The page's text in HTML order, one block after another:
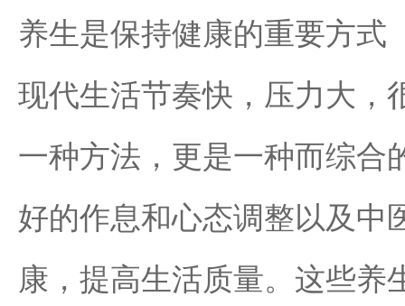
养生是保持健康的重要方式
现代生活节奏快，压力大，
一种方法，更是一种而综合
好的作息和心态调整以及中
康，提高生活质量。这些养